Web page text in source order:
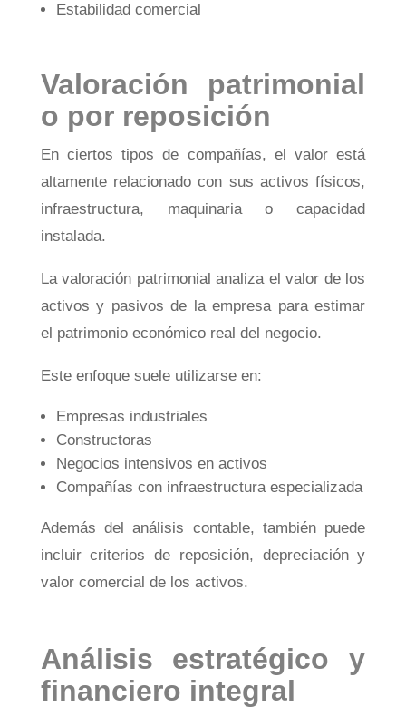
Estabilidad comercial
Valoración patrimonial
o por reposición
En ciertos tipos de compañías, el valor está
altamente relacionado con sus activos físicos,
infraestructura, maquinaria o capacidad
instalada.
La valoración patrimonial analiza el valor de los
activos y pasivos de la empresa para estimar
el patrimonio económico real del negocio.
Este enfoque suele utilizarse en:
Empresas industriales
Constructoras
Negocios intensivos en activos
Compañías con infraestructura especializada
Además del análisis contable, también puede
incluir criterios de reposición, depreciación y
valor comercial de los activos.
Análisis estratégico y
financiero integral